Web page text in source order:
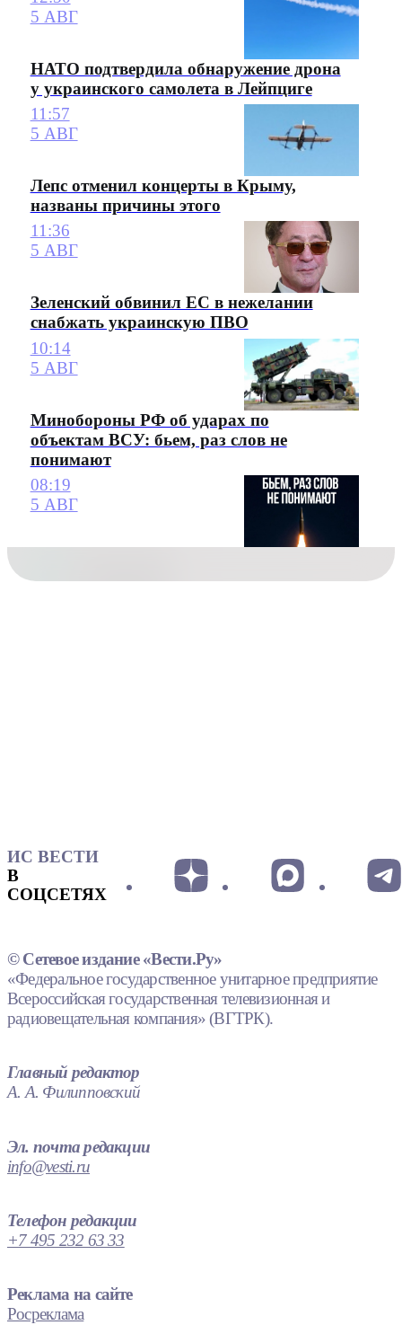
5 АВГ
НАТО подтвердила обнаружение дрона
у украинского самолета в Лейпциге
11:57
5 АВГ
Лепс отменил концерты в Крыму,
названы причины этого
11:36
5 АВГ
Зеленский обвинил ЕС в нежелании
снабжать украинскую ПВО
10:14
5 АВГ
Минобороны РФ об ударах по
объектам ВСУ: бьем, раз слов не
понимают
08:19
5 АВГ
ИС ВЕСТИ
В
СОЦСЕТЯХ
© Сетевое издание «Вести.Ру»
«Федеральное государственное унитарное предприятие
Всероссийская государственная телевизионная и
радиовещательная компания» (ВГТРК).
Главный редактор
А. А. Филипповский
Эл. почта редакции
info@vesti.ru
Телефон редакции
+7 495 232 63 33
Реклама на сайте
Росреклама